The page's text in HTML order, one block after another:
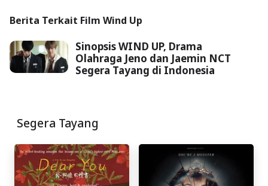
Berita Terkait Film Wind Up
Sinopsis WIND UP, Drama
Olahraga Jeno dan Jaemin NCT
Segera Tayang di Indonesia
Segera Tayang